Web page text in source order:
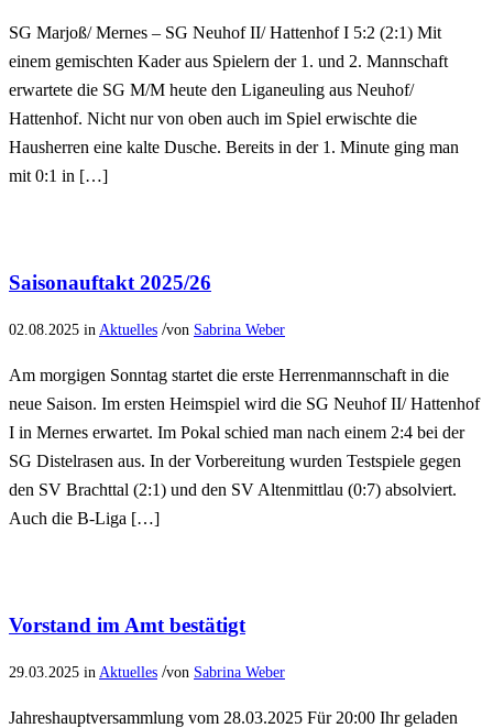
SG Marjoß/ Mernes – SG Neuhof II/ Hattenhof I 5:2 (2:1) Mit
einem gemischten Kader aus Spielern der 1. und 2. Mannschaft
erwartete die SG M/M heute den Liganeuling aus Neuhof/
Hattenhof. Nicht nur von oben auch im Spiel erwischte die
Hausherren eine kalte Dusche. Bereits in der 1. Minute ging man
mit 0:1 in […]
Saisonauftakt 2025/26
02.08.2025 in Aktuelles /von Sabrina Weber
Am morgigen Sonntag startet die erste Herrenmannschaft in die
neue Saison. Im ersten Heimspiel wird die SG Neuhof II/ Hattenhof
I in Mernes erwartet. Im Pokal schied man nach einem 2:4 bei der
SG Distelrasen aus. In der Vorbereitung wurden Testspiele gegen
den SV Brachttal (2:1) und den SV Altenmittlau (0:7) absolviert.
Auch die B-Liga […]
Vorstand im Amt bestätigt
29.03.2025 in Aktuelles /von Sabrina Weber
Jahreshauptversammlung vom 28.03.2025 Für 20:00 Ihr geladen